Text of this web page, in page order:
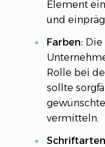
Element
und
Farben: Die
Rolle bei
sollte
vermitteln.